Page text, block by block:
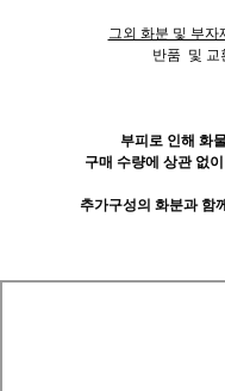
그외 화분 및 부자
반품 및 교
부피로 인해 화
구매 수량에 상관 없
추가구성의 화분과 함